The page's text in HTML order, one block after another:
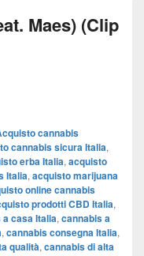
Maes) (Clip
cannabis
cannabis sicura Italia,
erba Italia, acquisto
Italia, acquisto marijuana
online cannabis
prodotti CBD Italia,
casa Italia, cannabis a
, cannabis consegna Italia,
qualità, cannabis di alta